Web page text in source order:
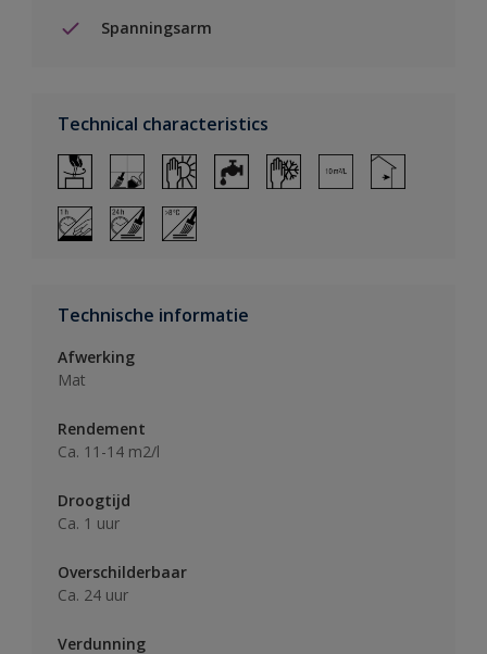
Spanningsarm
Technical characteristics
Technische informatie
Afwerking
Mat
Rendement
Ca. 11-14 m2/l
Droogtijd
Ca. 1 uur
Overschilderbaar
Ca. 24 uur
Verdunning